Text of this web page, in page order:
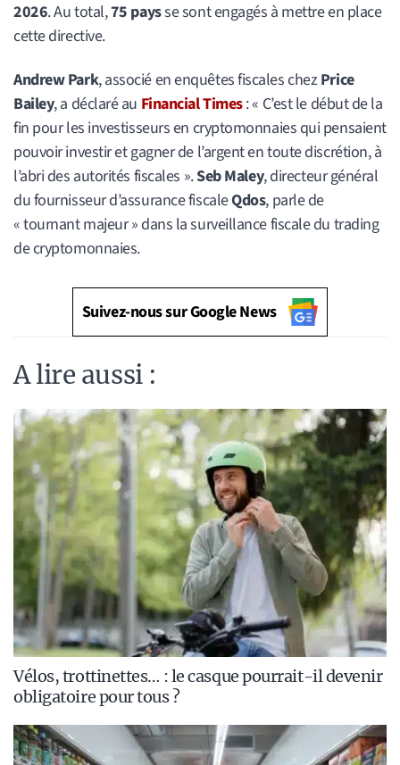
2026. Au total,75 paysse sont engagés à mettre en place
cette directive.
Andrew Park, associé en enquêtes fiscales chezPrice
Bailey, a déclaré au Financial Times: « C’est le début de la
fin pour les investisseurs en cryptomonnaies qui pensaient
pouvoir investir et gagner de l’argent en toute discrétion, à
l’abri des autorités fiscales ».Seb Maley, directeur général
du fournisseur d’assurance fiscaleQdos, parle de
« tournant majeur » dans la surveillance fiscale du trading
de cryptomonnaies.
Suivez-nous sur Google News
A lire aussi :
Vélos, trottinettes… : le casque pourrait-il devenir
obligatoire pour tous ?